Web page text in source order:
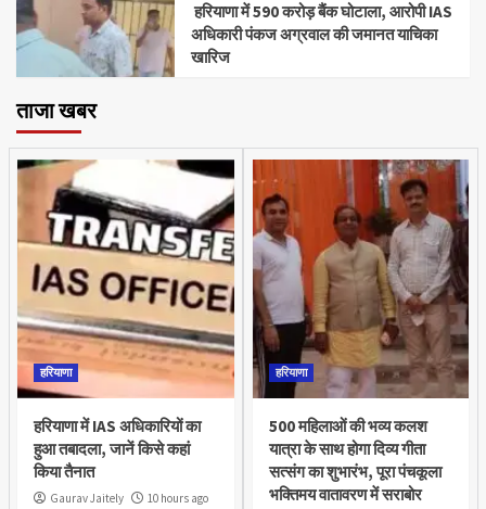
हरियाणा में 590 करोड़ बैंक घोटाला, आरोपी IAS
अधिकारी पंकज अग्रवाल की जमानत याचिका
खारिज
ताजा खबर
हरियाणा
हरियाणा में IAS अधिकारियों का
हुआ तबादला, जानें किसे कहां
किया तैनात
Gaurav Jaitely
10 hours ago
हरियाणा
500 महिलाओं की भव्य कलश
यात्रा के साथ होगा दिव्य गीता
सत्संग का शुभारंभ, पूरा पंचकूला
भक्तिमय वातावरण में सराबोर